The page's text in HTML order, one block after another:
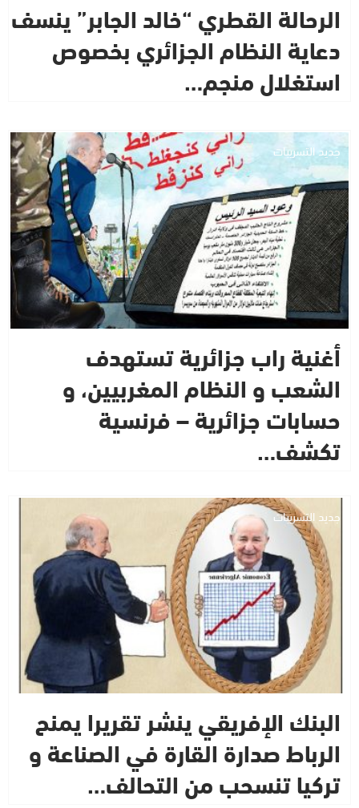
الرحالة القطري “خالد الجابر” ينسف
دعاية النظام الجزائري بخصوص
استغلال منجم…
جديد التسريبات
أغنية راب جزائرية تستهدف
الشعب و النظام المغربيين، و
حسابات جزائرية – فرنسية
تكشف…
جديد التسريبات
البنك الإفريقي ينشر تقريرا يمنح
الرباط صدارة القارة في الصناعة و
تركيا تنسحب من التحالف…